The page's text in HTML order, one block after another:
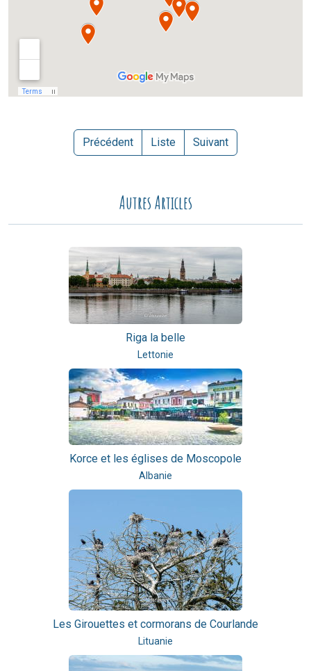
Précédent Liste Suivant
Autres Articles
Riga la belle
Lettonie
Korce et les églises de Moscopole
Albanie
Les Girouettes et cormorans de Courlande
Lituanie